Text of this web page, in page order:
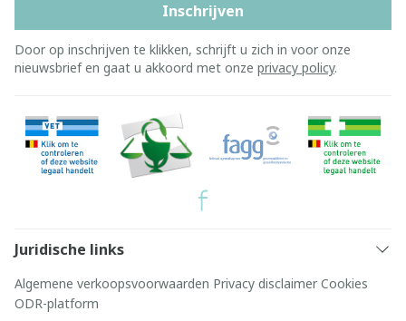
Inschrijven
Door op inschrijven te klikken, schrijft u zich in voor onze
nieuwsbrief en gaat u akkoord met onze privacy policy.
Juridische links
Algemene verkoopsvoorwaarden Privacy disclaimer Cookies
ODR-platform